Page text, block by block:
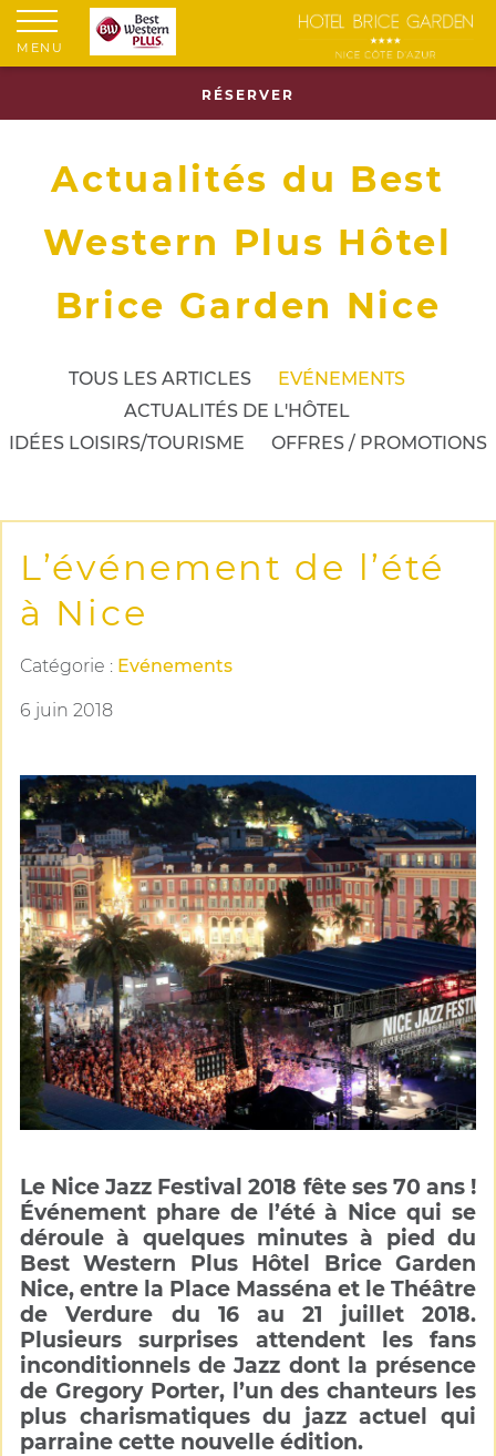
MENU
RÉSERVER
Actualités du Best
Western Plus Hôtel
Brice Garden Nice
TOUS LES ARTICLES
EVÉNEMENTS
ACTUALITÉS DE L'HÔTEL
IDÉES LOISIRS/TOURISME
OFFRES / PROMOTIONS
L’événement de l’été
à Nice
Catégorie : Evénements
6 juin 2018
Le Nice Jazz Festival 2018 fête ses 70 ans !
Événement phare de l’été à Nice qui se
déroule à quelques minutes à pied du
Best Western Plus Hôtel Brice Garden
Nice, entre la Place Masséna et le Théâtre
de Verdure du 16 au 21 juillet 2018.
Plusieurs surprises attendent les fans
inconditionnels de Jazz dont la présence
de Gregory Porter, l’un des chanteurs les
plus charismatiques du jazz actuel qui
parraine cette nouvelle édition.